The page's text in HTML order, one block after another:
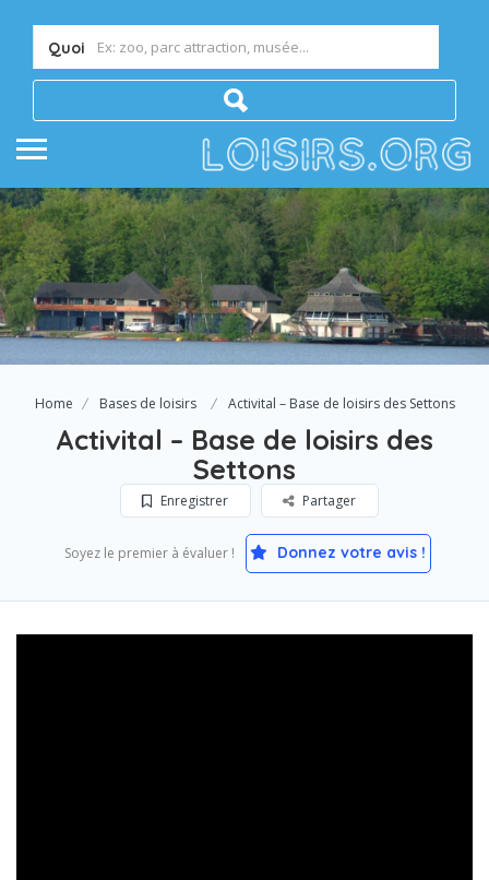
Quoi
Home Bases de loisirs Activital – Base de loisirs des Settons
Activital – Base de loisirs des
Settons
Enregistrer Partager
Soyez le premier à évaluer ! Donnez votre avis !